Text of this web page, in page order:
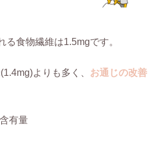
る食物繊維は1.5mgです。
よりも多く、 お通じの改善
有量